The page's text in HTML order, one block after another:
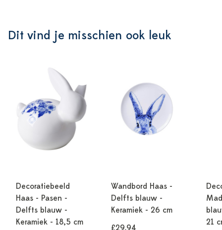
Dit vind je misschien ook leuk
Decoratiebeeld
Haas - Pasen -
Delfts blauw -
Keramiek - 18,5 cm
Wandbord Haas -
Delfts blauw -
Keramiek - 26 cm
£29,94
21